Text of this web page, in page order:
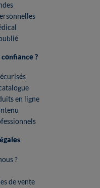
?
en ligne
?
de vente